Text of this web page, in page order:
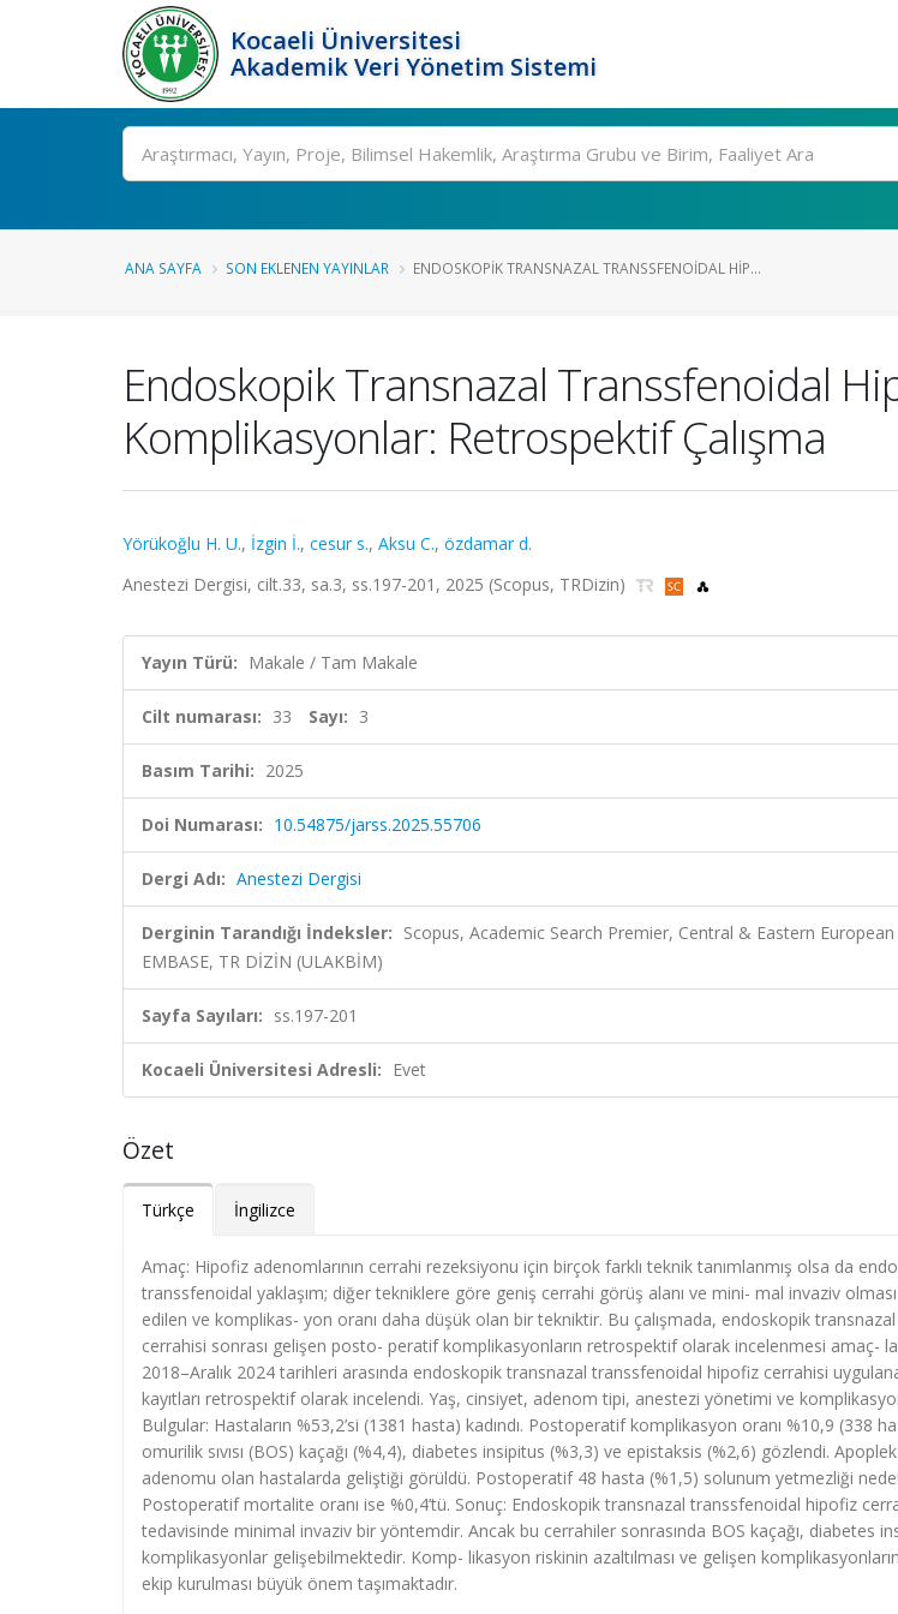
Kocaeli Üniversitesi
Akademik Veri Yönetim Sistemi
Ara
ANA SAYFA SON EKLENEN YAYINLAR ENDOSKOPIK TRANSNAZAL TRANSSFENOIDAL HIP...
Endoskopik Transnazal Transsfenoidal
Komplikasyonlar: Retrospektif Çalışma
Yörükoğlu H. U., İzgin İ., cesur s., Aksu C., özdamar d.
Anestezi Dergisi, cilt.33, sa.3, ss.197-201, 2025 (Scopus, TRDizin)
Yayın Türü: Makale / Tam Makale
Cilt numarası: 33 Sayı: 3
Basım Tarihi: 2025
Doi Numarası: 10.54875/jarss.2025.55706
Dergi Adı: Anestezi Dergisi
Derginin Tarandığı İndeksler: Scopus, Academic Search Premier, Central & Eastern European
EMBASE, TR DİZİN (ULAKBİM)
Sayfa Sayıları: ss.197-201
Kocaeli Üniversitesi Adresli: Evet
Özet
Türkçe İngilizce
Amaç: Hipofiz adenomlarının cerrahi rezeksiyonu için birçok farklı teknik tanımlanmış olsa da
transsfenoidal yaklaşım; diğer tekniklere göre geniş cerrahi görüş alanı ve mini- mal invaziv
edilen ve komplikas- yon oranı daha düşük olan bir tekniktir. Bu çalışmada, endoskopik
cerrahisi sonrası gelişen posto- peratif komplikasyonların retrospektif olarak incelenmesi amaç-
2018–Aralık 2024 tarihleri arasında endoskopik transnazal transsfenoidal hipofiz cerrahisi
kayıtları retrospektif olarak incelendi. Yaş, cinsiyet, adenom tipi, anestezi yönetimi ve
Bulgular: Hastaların %53,2’si (1381 hasta) kadındı. Postoperatif komplikasyon oranı %10,9 (338
omurilik sıvısı (BOS) kaçağı (%4,4), diabetes insipitus (%3,3) ve epistaksis (%2,6) gözlendi.
adenomu olan hastalarda geliştiği görüldü. Postoperatif 48 hasta (%1,5) solunum yetmezliği
Postoperatif mortalite oranı ise %0,4’tü. Sonuç: Endoskopik transnazal transsfenoidal hipofiz
tedavisinde minimal invaziv bir yöntemdir. Ancak bu cerrahiler sonrasında BOS kaçağı, diabetes
komplikasyonlar gelişebilmektedir. Komp- likasyon riskinin azaltılması ve gelişen
ekip kurulması büyük önem taşımaktadır.